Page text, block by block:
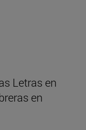
Letras en
en